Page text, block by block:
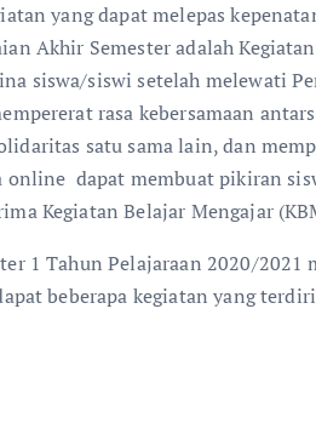
yang dapat melepas
Akhir Semester adalah
siswa/siswi setelah melewati
rasa kebersamaan
satu sama lain, dan
online dapat membuat pikiran
Kegiatan Belajar Mengajar
1 Tahun Pelajaraan 2020/
beberapa kegiatan yang